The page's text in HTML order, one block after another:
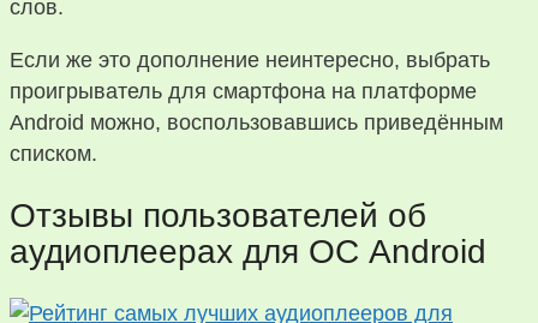
слов.
Если же это дополнение неинтересно, выбрать
проигрыватель для смартфона на платформе
Android можно, воспользовавшись приведённым
списком.
Отзывы пользователей об
аудиоплеерах для ОС Android